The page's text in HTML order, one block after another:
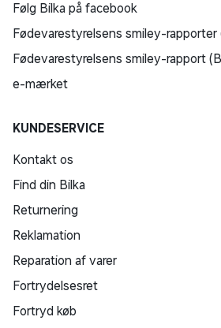
Følg Bilka på facebook
Fødevarestyrelsens smiley-rapporter
Fødevarestyrelsens smiley-rapport
e-mærket
KUNDESERVICE
Kontakt os
Find din Bilka
Returnering
Reklamation
Reparation af varer
Fortrydelsesret
Fortryd køb